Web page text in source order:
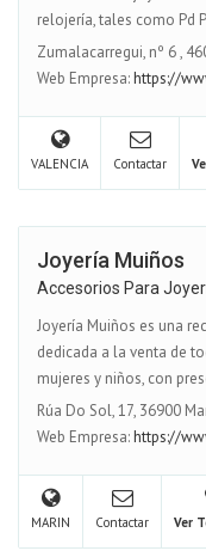
relojería, tales como Pd
Zumalacarregui, nº 6,
Web Empresa:https://
VALENCIA Contactar
Joyería Muiños
Accesorios Para
Joyería Muiños es una
dedicada a la venta de
mujeres y niños, con
Rúa Do Sol, 17, 36900
Web Empresa:https://
MARIN Contactar Ver